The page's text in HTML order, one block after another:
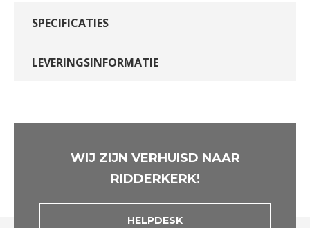
SPECIFICATIES
LEVERINGSINFORMATIE
WIJ ZIJN VERHUISD NAAR
RIDDERKERK!
HELPDESK